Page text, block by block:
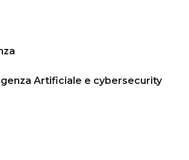
Artificiale e cybersecurity